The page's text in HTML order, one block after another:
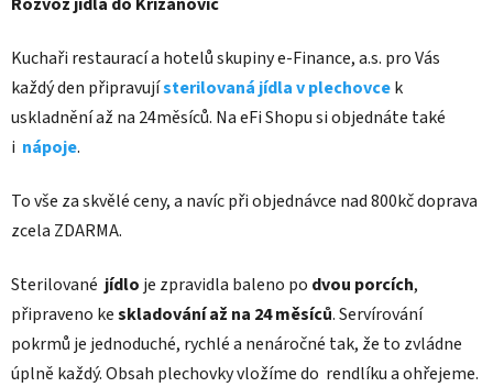
Kuchaři restaurací a hotelů skupiny e-Finance, a.s. pro Vás
každý den připravujísterilovaná jídla v plechovcek
uskladnění až na 24měsíců. Na eFi Shopu si objednáte také
i nápoje.
To vše za skvělé ceny, a navíc při objednávce nad 800kč doprava
zcela ZDARMA.
Sterilované jídlo je zpravidla baleno po dvou porcích,
připraveno keskladování až na 24 měsíců. Servírování
pokrmů je jednoduché, rychlé a nenáročné tak, že to zvládne
úplně každý. Obsah plechovky vložíme do rendlíku a ohřejeme.